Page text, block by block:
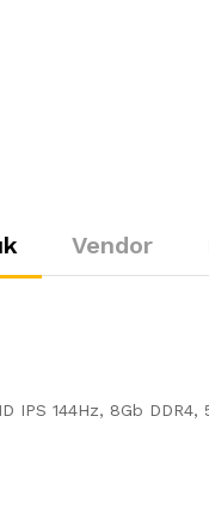
Vendor
IPS 144Hz, 8Gb